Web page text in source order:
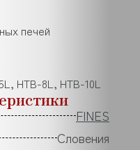
печей
НTB-8L, НTB-10L
FINES
Словения